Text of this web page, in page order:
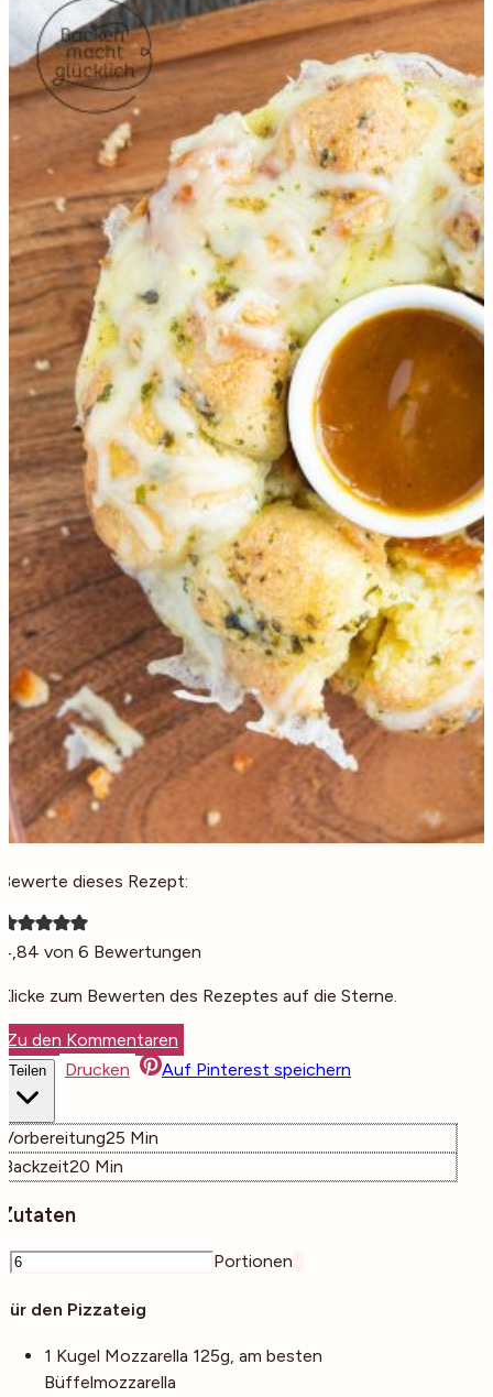
Bewerte dieses Rezept:
4,84 von 6 Bewertungen
Klicke zum Bewerten des Rezeptes auf die Sterne.
Zu den Kommentaren
Teilen Drucken Auf Pinterest speichern
Vorbereitung25 Minuten
Min
Backzeit20 Minuten
Min
Zutaten
Portionen
Für den Pizzateig
1 Kugel Mozzarella 125g, am besten
Büffelmozzarella